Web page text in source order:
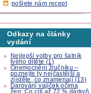
pošlete nám recept
Odkazy na články
vydání
Nejlepší volby pro šatník
tvého dítěte (1)
Onemocnění žlučníku –
poznejte ty nejčastější a
zjistěte, co znamenají (13)
Darování vajíček očima
žen: Co cítí až 72 % dárkyň